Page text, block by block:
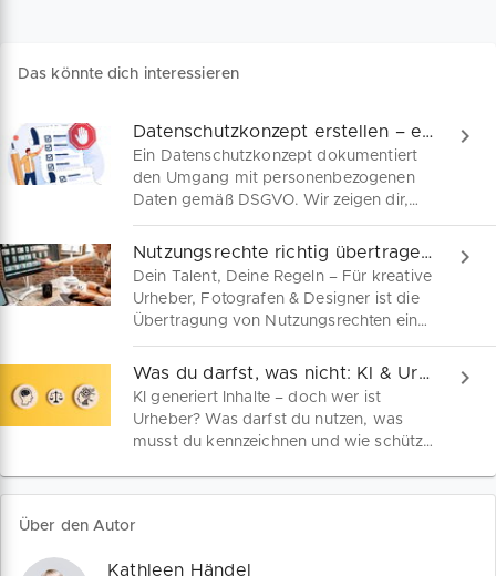
Das könnte dich interessieren
Datenschutzkonzept erstellen – einfach & kostenlos
Ein Datenschutzkonzept dokumentiert
den Umgang mit personenbezogenen
Daten gemäß DSGVO. Wir zeigen dir,
warum ein Datenschutzkonzept so
wichtig ist, wer eines braucht und wie
du es korrekt erstellst – inklusive
Checkliste und kostenlose Vorlage.
Nutzungsrechte richtig übertragen inkl. Mustervertrag
Dein Talent, Deine Regeln – Für kreative
Urheber, Fotografen & Designer ist die
Übertragung von Nutzungsrechten eine
wichtige Einkommensquelle. Entdecke
hier, wie du Nutzungsrechte klar und
sicher überträgst – inklusive kostenloser
Mustervertrag von Rechtsexperten
erstellt.
Was du darfst, was nicht: KI & Urheberrecht
KI generiert Inhalte – doch wer ist
Urheber? Was darfst du nutzen, was
musst du kennzeichnen und wie schützt
Über den Autor
Kathleen Händel